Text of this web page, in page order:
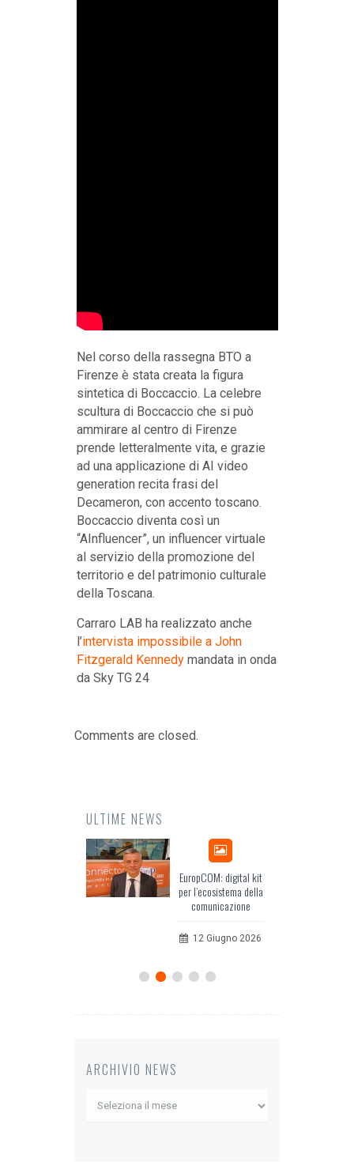
Nel corso della rassegna BTO a
Firenze è stata creata la figura
sintetica di Boccaccio. La celebre
scultura di Boccaccio che si può
ammirare al centro di Firenze
prende letteralmente vita, e grazie
ad una applicazione di AI video
generation recita frasi del
Decameron, con accento toscano.
Boccaccio diventa così un
“AInfluencer”, un influencer virtuale
al servizio della promozione del
territorio e del patrimonio culturale
della Toscana.
Carraro LAB ha realizzato anche
l’intervista impossibile a John
Fitzgerald Kennedymandata in onda
da Sky TG 24
Comments are closed.
ULTIME NEWS
EuropCOM: digital kit
per l’ecosistema della
comunicazione
12 Giugno 2026
ARCHIVIO NEWS
Archivio